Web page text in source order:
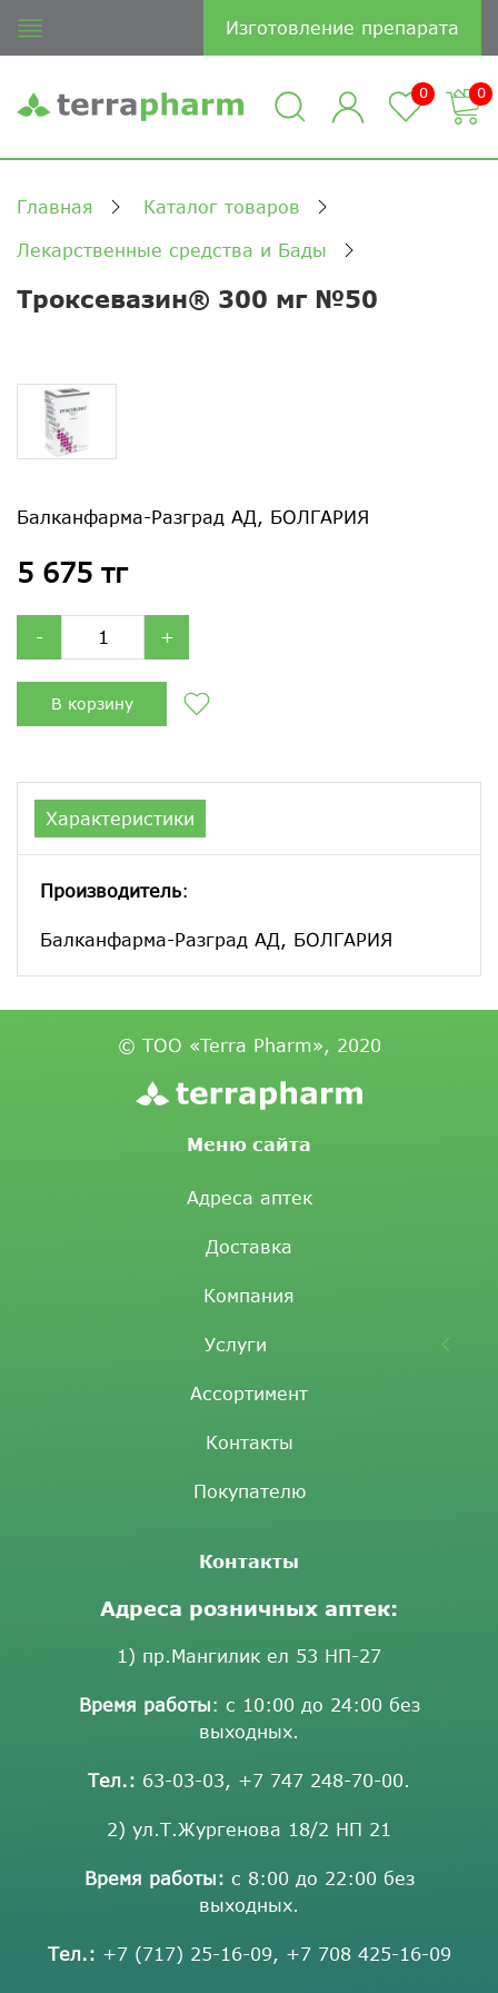
Изготовление препарата
0 0
Главная Каталог товаров
Лекарственные средства и Бады
Троксевазин® 300 мг №50
Балканфарма-Разград АД, БОЛГАРИЯ
5 675 тг
- +
В корзину
Характеристики
Производитель:
Балканфарма-Разград АД, БОЛГАРИЯ
© ТОО «Terra Pharm», 2020
Меню сайта
Адреса аптек
Доставка
Компания
Услуги
Ассортимент
Контакты
Покупателю
Контакты
Адреса розничных аптек:
1) пр.Мангилик ел 53 НП-27
Время работы: с 10:00 до 24:00 без
выходных.
Тел.: 63-03-03, +7 747 248-70-00.
2) ул.Т.Жургенова 18/2 НП 21
Время работы: с 8:00 до 22:00 без
выходных.
Тел.: +7 (717) 25-16-09, +7 708 425-16-09